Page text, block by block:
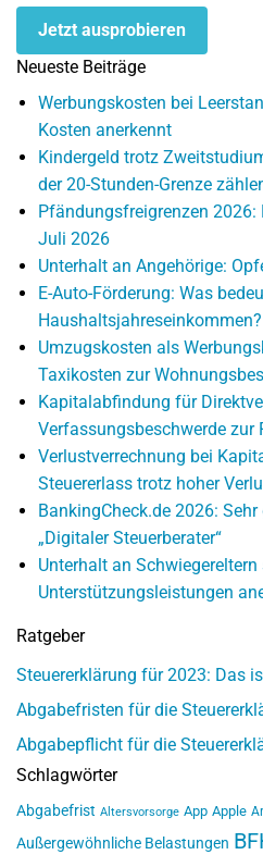
Jetzt ausprobieren
Neueste Beiträge
Werbungskosten bei
Kosten anerkennt
Kindergeld trotz
der 20-Stunden-Grenze
Pfändungsfreigrenzen 2026:
Juli 2026
Unterhalt an Angehörige:
E-Auto-Förderung: Was
Haushaltsjahreseinkommen?
Umzugskosten als
Taxikosten zur
Kapitalabfindung für
Verfassungsbeschwerde zur
Verlustverrechnung bei
Steuererlass trotz hoher
BankingCheck.de 2026:
„Digitaler Steuerberater“
Unterhalt an
Unterstützungsleistungen
Ratgeber
Steuererklärung für 2023: Das
Abgabefristen für die
Abgabepflicht für die
Schlagwörter
Abgabefrist Altersvorsorge App Apple
Außergewöhnliche Belastungen